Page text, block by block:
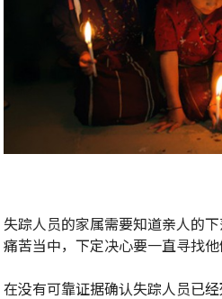
失踪人员的家属需要知道亲人的
痛苦当中，下定决心要一直寻找
在没有可靠证据确认失踪人员已